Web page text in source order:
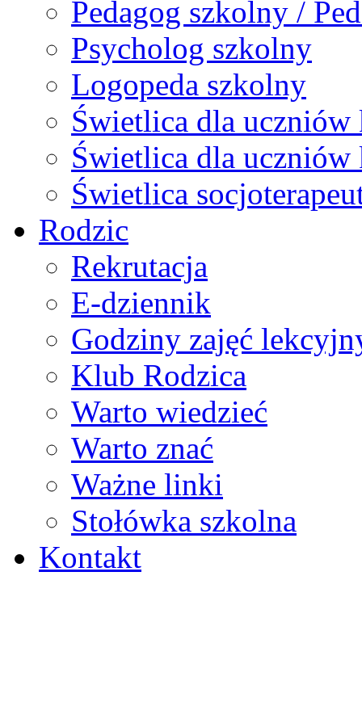
Pedagog szkolny /
Psycholog szkolny
Logopeda szkolny
Świetlica dla uczniów
Świetlica dla
Świetlica
Rodzic
Rekrutacja
E-dziennik
Godziny zajęć
Klub Rodzica
Warto wiedzieć
Warto znać
Ważne linki
Stołówka szkolna
Kontakt